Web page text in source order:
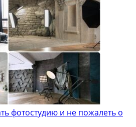
фотостудию и не пожалеть о